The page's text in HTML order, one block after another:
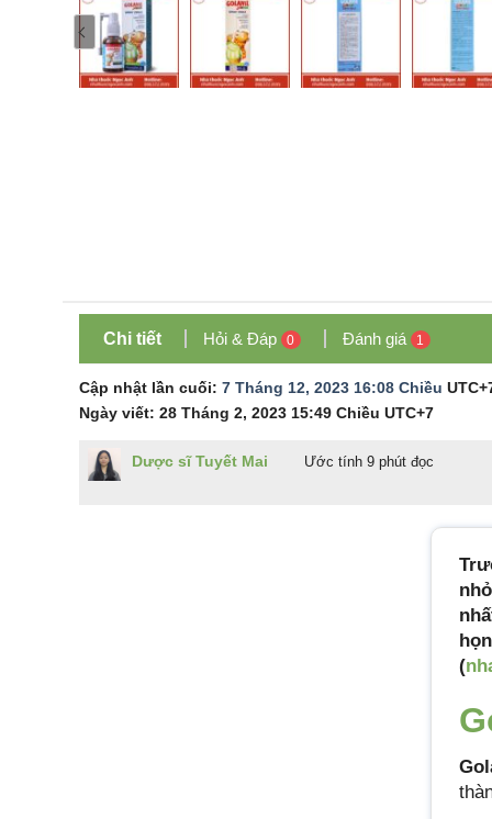
Chi tiết Hỏi & Đáp 0 Đánh giá 1
Cập nhật lần cuối: 7 Tháng 12, 2023 16:08 Chiều
Ngày viết: 28 Tháng 2, 2023 15:49 Chiều UTC+7
Dược sĩ Tuyết Mai Ước tính 9 phút đọc
(